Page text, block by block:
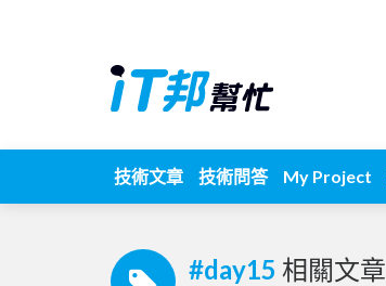
技術文章 技術問答 My Project
#day15 相關文章